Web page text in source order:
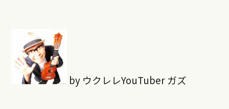
by ウクレレYouTuber ガズ